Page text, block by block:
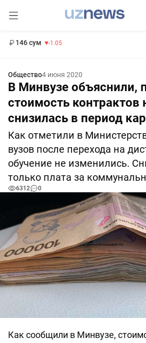
146 сум -1.05
Общество4 июня 2020
В Минвузе объяснили,
стоимость контрактов
снизилась в период
Как отметили в
вузов после перехода на
обучение не изменились.
только плата за
6312 0
Как сообщили в Минвузе,